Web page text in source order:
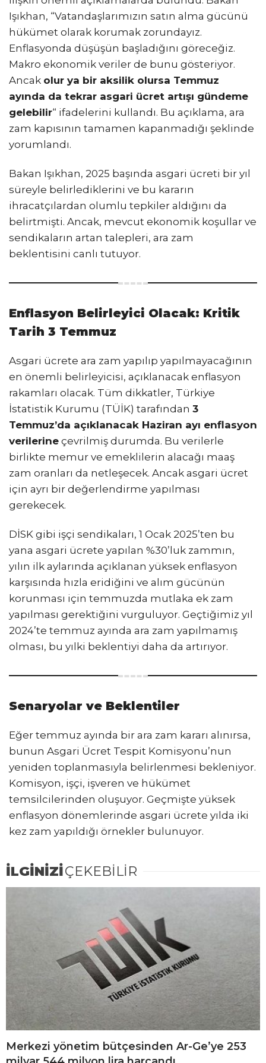
Işıkhan, “Vatandaşlarımızın satın alma gücünü
hükümet olarak korumak zorundayız.
Enflasyonda düşüşün başladığını göreceğiz.
Makro ekonomik veriler de bunu gösteriyor.
Ancak olur ya bir aksilik olursa Temmuz
ayında da tekrar asgari ücret artışı gündeme
gelebilir“ ifadelerini kullandı. Bu açıklama, ara
zam kapısının tamamen kapanmadığı şeklinde
yorumlandı.
Bakan Işıkhan, 2025 başında asgari ücreti bir yıl
süreyle belirlediklerini ve bu kararın
ihracatçılardan olumlu tepkiler aldığını da
belirtmişti. Ancak, mevcut ekonomik koşullar ve
sendikaların artan talepleri, ara zam
beklentisini canlı tutuyor.
Enflasyon Belirleyici Olacak: Kritik
Tarih 3 Temmuz
Asgari ücrete ara zam yapılıp yapılmayacağının
en önemli belirleyicisi, açıklanacak enflasyon
rakamları olacak. Tüm dikkatler, Türkiye
İstatistik Kurumu (TÜİK) tarafından 3
Temmuz’da açıklanacak Haziran ayı enflasyon
verilerine çevrilmiş durumda. Bu verilerle
birlikte memur ve emeklilerin alacağı maaş
zam oranları da netleşecek. Ancak asgari ücret
için ayrı bir değerlendirme yapılması
gerekecek.
DİSK gibi işçi sendikaları, 1 Ocak 2025’ten bu
yana asgari ücrete yapılan %30’luk zammın,
yılın ilk aylarında açıklanan yüksek enflasyon
karşısında hızla eridiğini ve alım gücünün
korunması için temmuzda mutlaka ek zam
yapılması gerektiğini vurguluyor. Geçtiğimiz yıl
2024’te temmuz ayında ara zam yapılmamış
olması, bu yılki beklentiyi daha da artırıyor.
Senaryolar ve Beklentiler
Eğer temmuz ayında bir ara zam kararı alınırsa,
bunun Asgari Ücret Tespit Komisyonu’nun
yeniden toplanmasıyla belirlenmesi bekleniyor.
Komisyon, işçi, işveren ve hükümet
temsilcilerinden oluşuyor. Geçmişte yüksek
enflasyon dönemlerinde asgari ücrete yılda iki
kez zam yapıldığı örnekler bulunuyor.
İLGİNİZİÇEKEBİLİR
Merkezi yönetim bütçesinden Ar-Ge’ye 253